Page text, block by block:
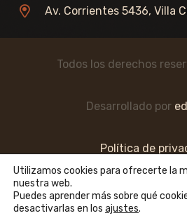
Av. Corrientes 5436, Villa
Todos los derechos
Desarrollado por
Política de
Utilizamos cookies para ofrecerte la
nuestra web.
Puedes aprender más sobre qué
desactivarlas en los ajustes.